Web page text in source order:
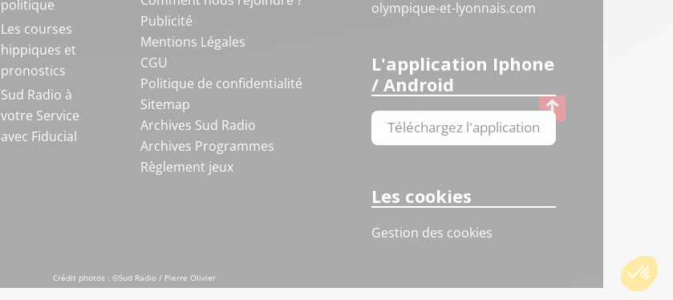
politique
Les courses
hippiques et
pronostics
Sud Radio à
votre Service
avec Fiducial
Publicité
Mentions Légales
CGU
Politique de confidentialité
Sitemap
Archives Sud Radio
Archives Programmes
Règlement jeux
olympique-et-lyonnais.com
L'application Iphone
/ Android
Téléchargez l'application
Les cookies
Gestion des cookies
Crédit photos : ©Sud Radio / Pierre Olivier